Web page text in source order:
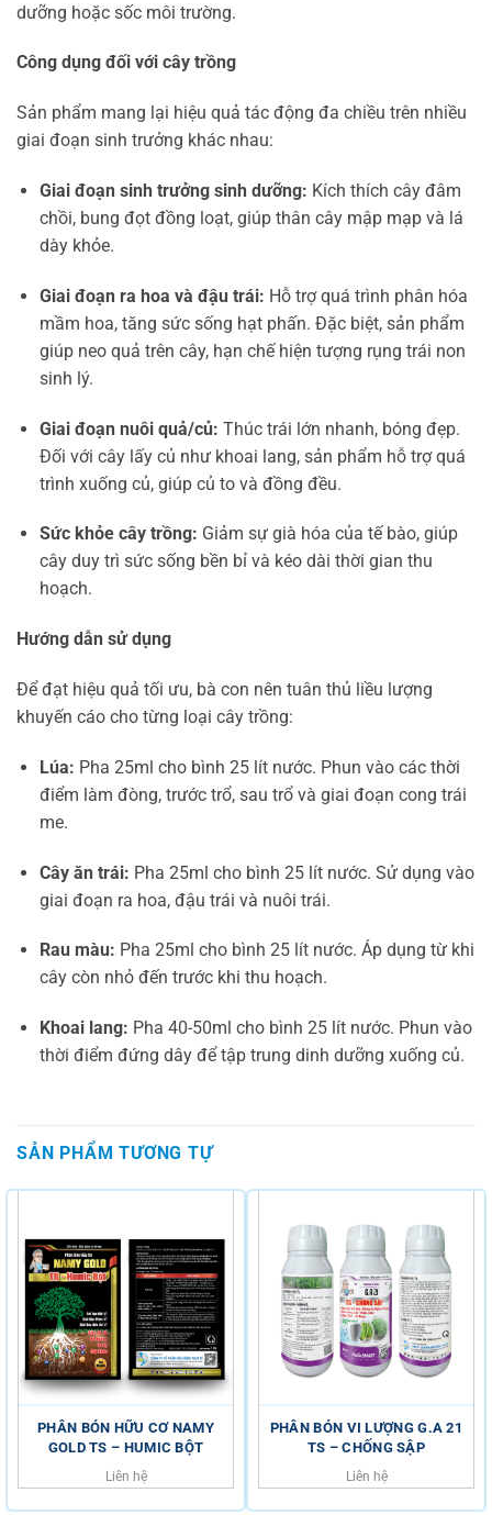
dưỡng hoặc sốc môi trường.
Công dụng đối với cây trồng
Sản phẩm mang lại hiệu quả tác động đa chiều trên nhiều
giai đoạn sinh trưởng khác nhau:
Giai đoạn sinh trưởng sinh dưỡng: Kích thích cây đâm
chồi, bung đọt đồng loạt, giúp thân cây mập mạp và lá
dày khỏe.
Giai đoạn ra hoa và đậu trái: Hỗ trợ quá trình phân hóa
mầm hoa, tăng sức sống hạt phấn. Đặc biệt, sản phẩm
giúp neo quả trên cây, hạn chế hiện tượng rụng trái non
sinh lý.
Giai đoạn nuôi quả/củ: Thúc trái lớn nhanh, bóng đẹp.
Đối với cây lấy củ như khoai lang, sản phẩm hỗ trợ quá
trình xuống củ, giúp củ to và đồng đều.
Sức khỏe cây trồng: Giảm sự già hóa của tế bào, giúp
cây duy trì sức sống bền bỉ và kéo dài thời gian thu
hoạch.
Hướng dẫn sử dụng
Để đạt hiệu quả tối ưu, bà con nên tuân thủ liều lượng
khuyến cáo cho từng loại cây trồng:
Lúa: Pha 25ml cho bình 25 lít nước. Phun vào các thời
điểm làm đòng, trước trổ, sau trổ và giai đoạn cong trái
me.
Cây ăn trái: Pha 25ml cho bình 25 lít nước. Sử dụng vào
giai đoạn ra hoa, đậu trái và nuôi trái.
Rau màu: Pha 25ml cho bình 25 lít nước. Áp dụng từ khi
cây còn nhỏ đến trước khi thu hoạch.
Khoai lang: Pha 40-50ml cho bình 25 lít nước. Phun vào
thời điểm đứng dây để tập trung dinh dưỡng xuống củ.
SẢN PHẨM TƯƠNG TỰ
PHÂN BÓN HỮU CƠ NAMY
GOLD TS – HUMIC BỘT
Liên hệ
PHÂN BÓN VI LƯỢNG G.A 21
TS – CHỐNG SẬP
Liên hệ